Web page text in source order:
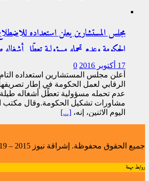
مجلس المستشارين يعلن استعداده
الحكومة وعدم تحمله مسؤولية تعطّل أشغاله
مشاورات تشكيل الحكومة
17 أكتوبر 2016
0
أعلن مجلس المستشارين استعداده
الرقابي لعمل الحكومة في إطار
عدم تحمله مسؤولية تعطّل أشغاله طيلة
مشاورات تشكيل الحكومة.وقال مكتب
اليوم الاثنين، إنه، [...]
جميع الحقوق محفوظة. إشراقة نيوز 2015 – 2019.
روابط مهمة